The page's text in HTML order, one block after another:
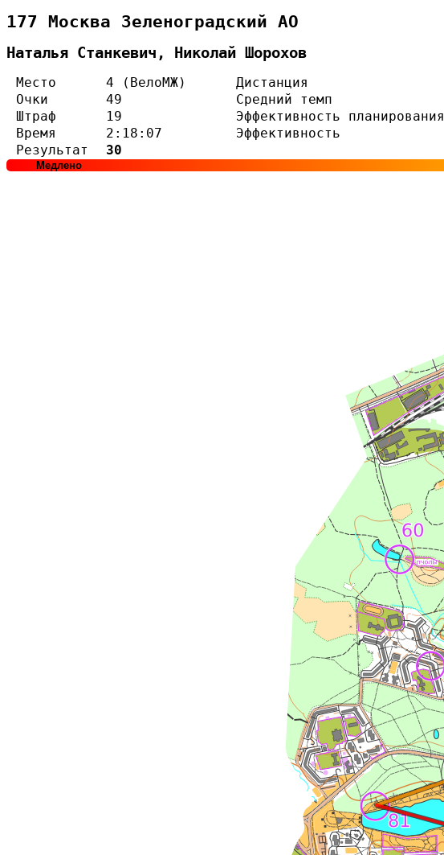
177 Москва Зеленоградский АО
Наталья Станкевич, Николай Шорохов
Место 4 (ВелоМЖ) Дистанция
Очки
49 Средний темп
Штраф
19 Эффективность планирования
Время
2:18:07 Эффективность
Результат
30
Медлено